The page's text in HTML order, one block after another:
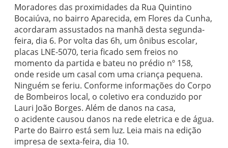
Moradores das proximidades da Rua Quintino
Bocaiúva, no bairro Aparecida, em Flores da Cunha,
acordaram assustados na manhã desta segunda-
feira, dia 6. Por volta das 6h, um ônibus escolar,
placas LNE-5070, teria ficado sem freios no
momento da partida e bateu no prédio nº 158,
onde reside um casal com uma criança pequena.
Ninguém se feriu. Conforme informações do Corpo
de Bombeiros local, o coletivo era conduzido por
Lauri João Borges. Além de danos na casa,
o acidente causou danos na rede eletrica e de água.
Parte do Bairro está sem luz. Leia mais na edição
impresa de sexta-feira, dia 10.